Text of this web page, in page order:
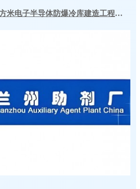
深圳方正微1038立方米电子半导体防爆冷库建造工程案例